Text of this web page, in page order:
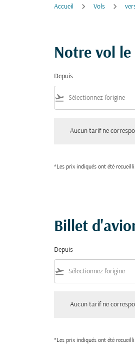
Accueil Vols
Notre vol
Depuis
flight_takeoff
Aucun tarif ne
*Les prix indiqués ont été
Billet
Depuis
flight_takeoff
Aucun tarif ne
*Les prix indiqués ont été